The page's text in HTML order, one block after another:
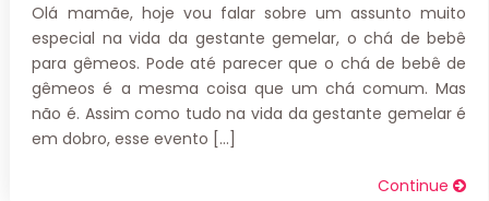
Olá mamãe, hoje vou falar sobre um assunto muito
especial na vida da gestante gemelar, o chá de bebê
para gêmeos. Pode até parecer que o chá de bebê de
gêmeos é a mesma coisa que um chá comum. Mas
não é. Assim como tudo na vida da gestante gemelar é
em dobro, esse evento […]
Continue